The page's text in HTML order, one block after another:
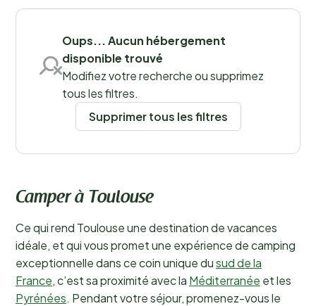
Sauvegarder les filtres
Oups... Aucun hébergement
disponible trouvé
Modifiez votre recherche ou supprimez
tous les filtres.
Supprimer tous les filtres
Camper à Toulouse
Ce qui rend Toulouse une destination de vacances
idéale, et qui vous promet une expérience de camping
exceptionnelle dans ce coin unique dusud de la
France, c’est sa proximité avec la Méditerranée et les
Pyrénées. Pendant votre séjour, promenez-vous le